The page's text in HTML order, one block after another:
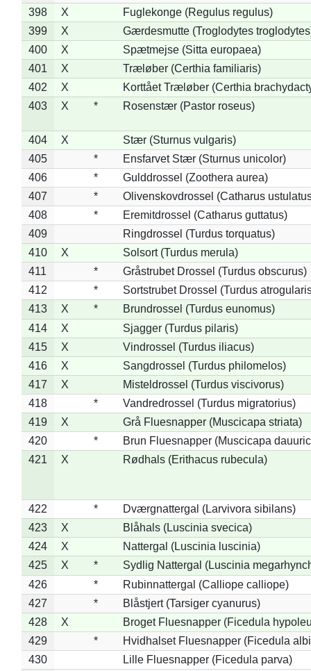
398
X
Fuglekonge (Regulus regulus)
399
X
Gærdesmutte (Troglodytes
400
X
Spætmejse (Sitta europaea)
401
X
Træløber (Certhia familiaris)
402
X
Korttået Træløber (Certhia
403
X * Rosenstær (Pastor roseus)
404 X
Stær (Sturnus vulgaris)
405
*
Ensfarvet Stær (Sturnus unicolor)
406
*
Gulddrossel (Zoothera aurea)
407
*
Olivenskovdrossel (Catharus
408
*
Eremitdrossel (Catharus guttatus)
409
Ringdrossel (Turdus torquatus)
410
X
Solsort (Turdus merula)
411
*
Gråstrubet Drossel (Turdus obscurus)
412
*
Sortstrubet Drossel (Turdus
413
X *
Brundrossel (Turdus eunomus)
414
X
Sjagger (Turdus pilaris)
415
X
Vindrossel (Turdus iliacus)
416
X
Sangdrossel (Turdus philomelos)
417
X
Misteldrossel (Turdus viscivorus)
418
*
Vandredrossel (Turdus migratorius)
419
X
Grå Fluesnapper (Muscicapa striata)
420
*
Brun Fluesnapper (Muscicapa
421
X Rødhals (Erithacus rubecula)
422 *
Dværgnattergal (Larvivora sibilans)
423
X
Blåhals (Luscinia svecica)
424
X
Nattergal (Luscinia luscinia)
425
X *
Sydlig Nattergal (Luscinia
426
*
Rubinnattergal (Calliope calliope)
427
*
Blåstjert (Tarsiger cyanurus)
428
X
Broget Fluesnapper (Ficedula
429
*
Hvidhalset Fluesnapper (Ficedula
430
Lille Fluesnapper (Ficedula parva)